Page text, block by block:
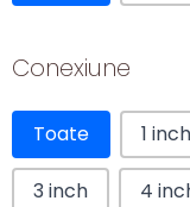
Conexiune
Conexiune
Toate 1 inch
3 inch 4